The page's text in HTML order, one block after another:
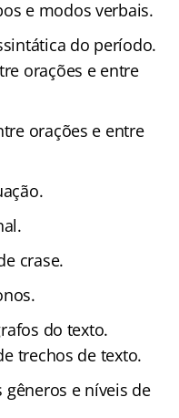
e modos verbais.
do período.
orações e entre
orações e entre
crase.
do texto.
trechos de texto.
gêneros e níveis de